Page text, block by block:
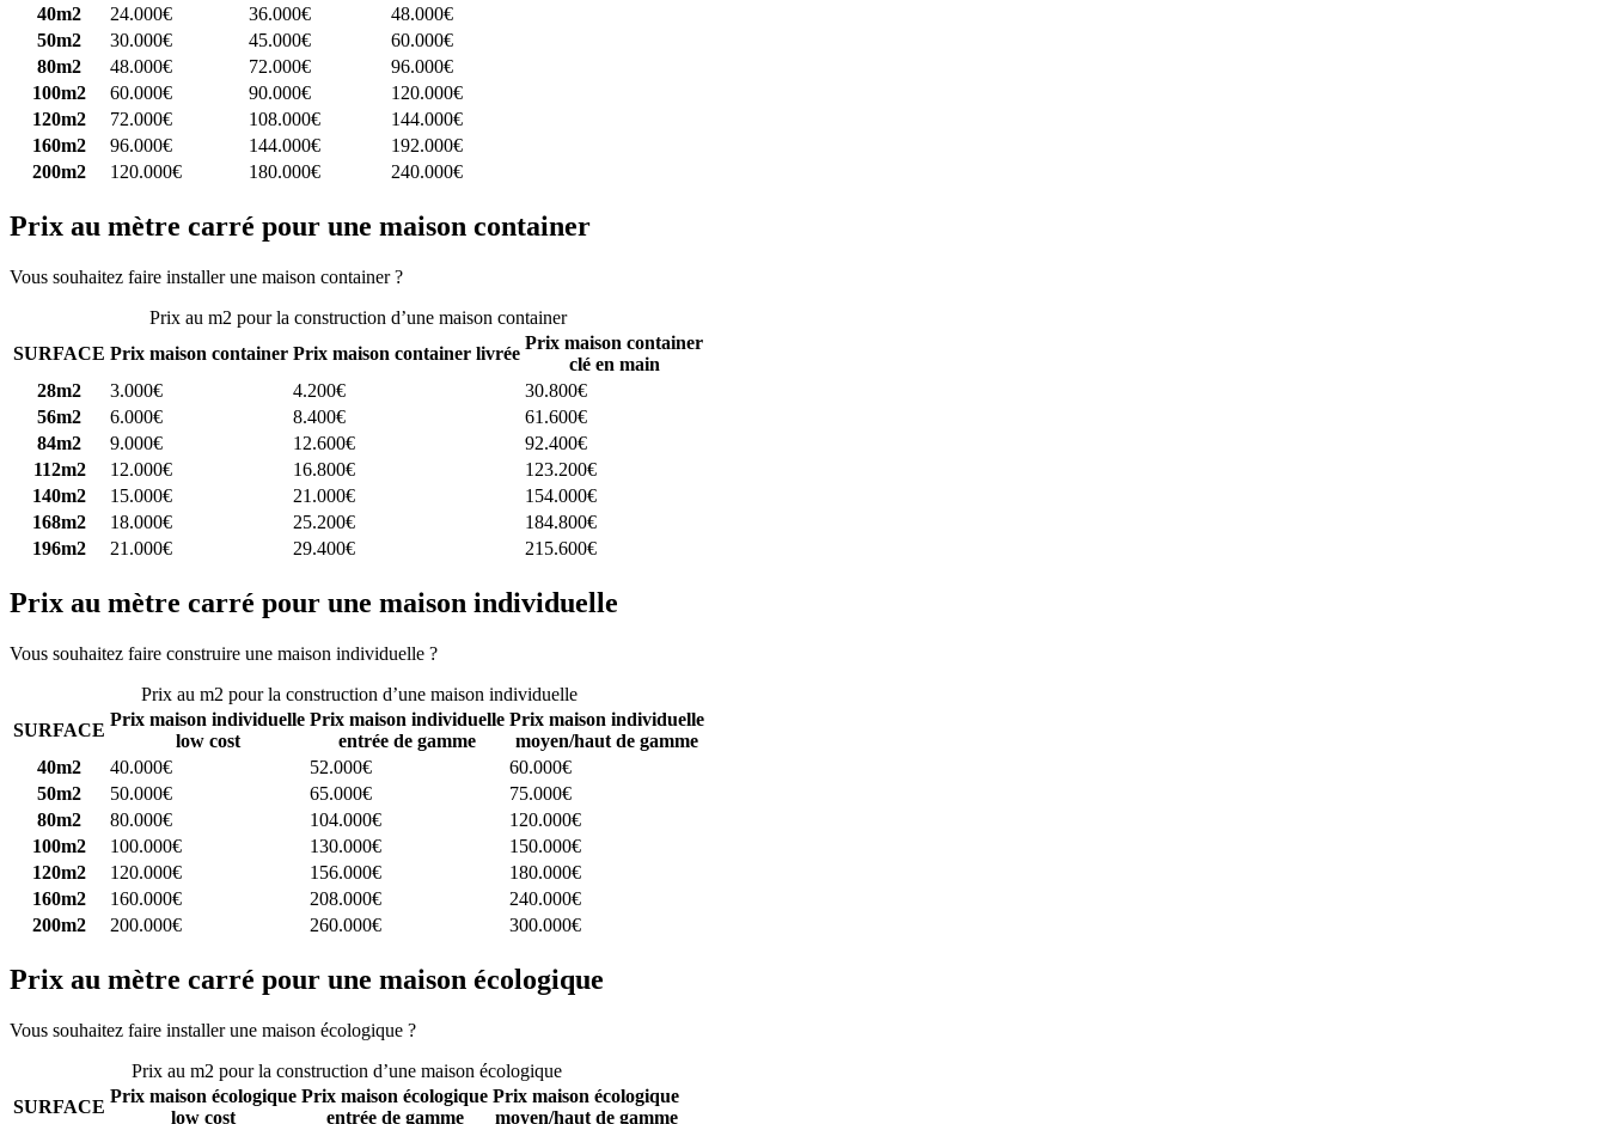
40m2
24.000€ 36.000€
48.000€
50m2
30.000€ 45.000€
60.000€
80m2
48.000€ 72.000€
96.000€
100m2
60.000€ 90.000€
120.000€
120m2
72.000€ 108.000€
144.000€
160m2
96.000€ 144.000€
192.000€
200m2
120.000€ 180.000€ 240.000€
Prix au mètre carré pour une maison container
Vous souhaitez faire installer une maison container ?
Prix au m2 pour la construction d’une maison container
SURFACE Prix maison container Prix maison container livrée
Prix maison container
clé en main
28m2
3.000€ 4.200€
30.800€
56m2
6.000€ 8.400€
61.600€
84m2
9.000€ 12.600€
92.400€
112m2
12.000€ 16.800€
123.200€
140m2
15.000€ 21.000€
154.000€
168m2
18.000€ 25.200€
184.800€
196m2
21.000€ 29.400€ 215.600€
Prix au mètre carré pour une maison individuelle
Vous souhaitez faire construire une maison individuelle ?
Prix au m2 pour la construction d’une maison individuelle
SURFACE
Prix maison individuelle
low cost
Prix maison individuelle
entrée de gamme
Prix maison individuelle
moyen/haut de gamme
40m2
40.000€ 52.000€
60.000€
50m2
50.000€ 65.000€
75.000€
80m2
80.000€ 104.000€
120.000€
100m2
100.000€ 130.000€
150.000€
120m2
120.000€ 156.000€
180.000€
160m2
160.000€ 208.000€
240.000€
200m2
200.000€ 260.000€ 300.000€
Prix au mètre carré pour une maison écologique
Vous souhaitez faire installer une maison écologique ?
Prix au m2 pour la construction d’une maison écologique
SURFACE
Prix maison écologique
low cost
Prix maison écologique
entrée de gamme
Prix maison écologique
moyen/haut de gamme